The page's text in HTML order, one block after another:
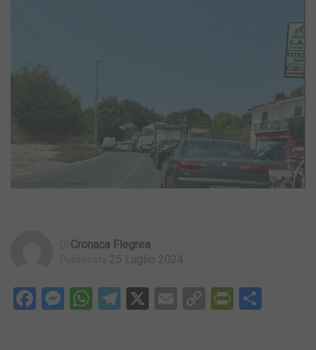
Cronaca Flegrea
25 Luglio 2024
Facebook
Messenger
WhatsApp
Telegram
X EmailCopy